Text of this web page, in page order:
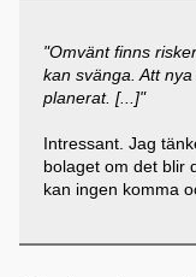
"Omvänt finns
kan svänga. Att
planerat. [...]"
Intressant. Jag
bolaget om det blir
kan ingen komma